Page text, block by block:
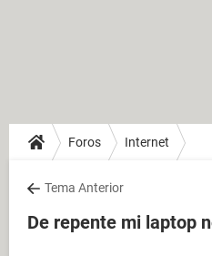
Foros Internet
Tema Anterior
De repente mi laptop